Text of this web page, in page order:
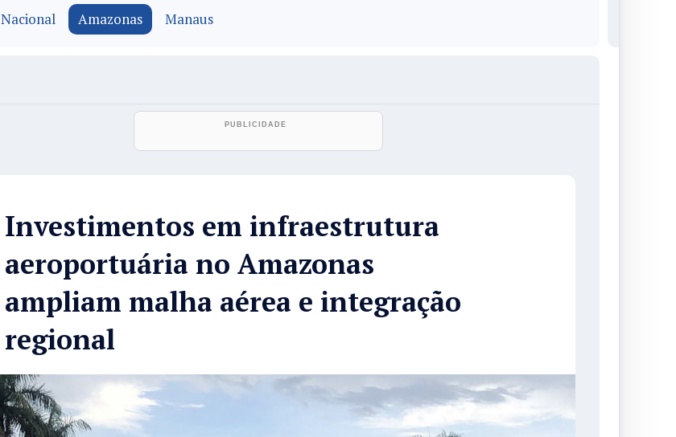
Nacional Amazonas Manaus
Investimentos em infraestrutura
aeroportuária no Amazonas
ampliam malha aérea e integração
regional